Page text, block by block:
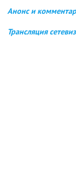
Анонс и
Трансляция